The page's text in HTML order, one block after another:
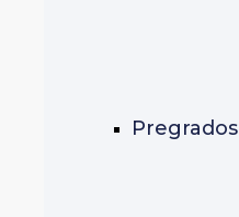
Pregrados